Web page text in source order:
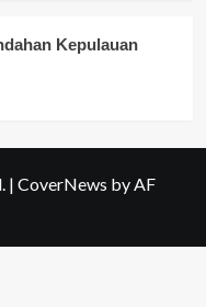
Kepulauan
| CoverNews by AF